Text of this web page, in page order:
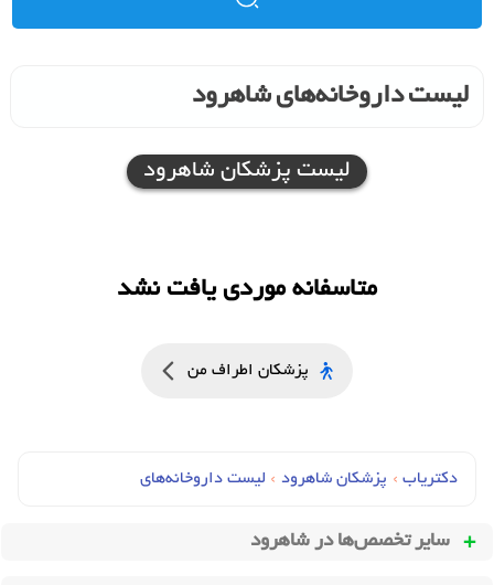
لیست داروخانه‌های شاهرود
لیست پزشکان شاهرود
متاسفانه موردی یافت نشد
پزشکان اطراف من
دکتریاب › پزشکان شاهرود › لیست داروخانه‌های
سایر تخصص‌ها در شاهرود